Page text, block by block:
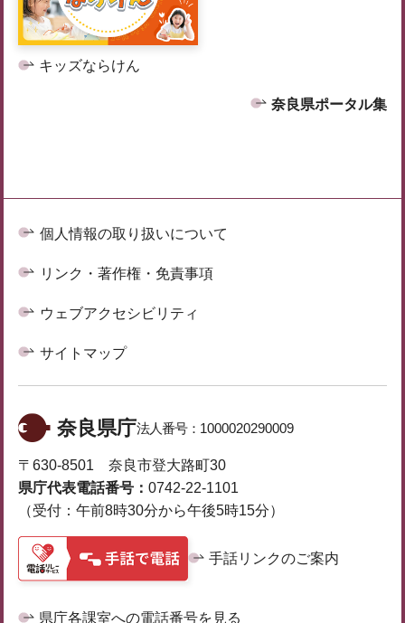
キッズならけん
奈良県ポータル集
個人情報の取り扱いについて
リンク・著作権・免責事項
ウェブアクセシビリティ
サイトマップ
奈良県庁法人番号： 1000020290009
〒630-8501 奈良市登大路町30
県庁代表電話番号： 0742-22-1101
（受付：午前8時30分から午後5時15分）
手話リンクのご案内
県庁各課室への電話番号を見る